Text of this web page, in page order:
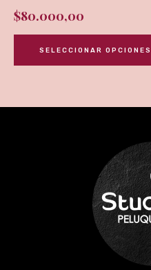
$80.000,00
SELECCIONAR OPCIONES